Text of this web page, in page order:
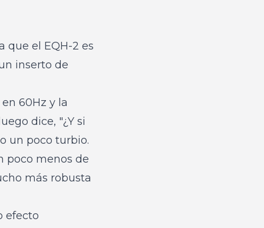
que el EQH-2 es
inserto de
60Hz y la
dice, "¿Y si
un poco turbio.
poco menos de
más robusta
efecto